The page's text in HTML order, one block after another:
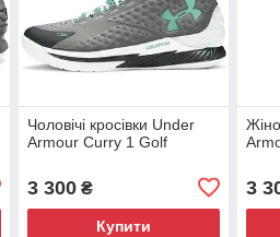
Чоловічі кросівки Under
Armour Curry 1 Golf
3 300₴
Купити
3